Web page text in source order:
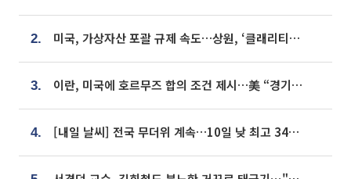
2. 미국, 가상자산 포괄 규제 속도…상원, ‘클래리티법’ 9월 절차투표 추진
3. 이란, 미국에 호르무즈 합의 조건 제시…美 “경기 아직 안 끝나” [종합]
4. [내일 날씨] 전국 무더위 계속…10일 낮 최고 34도 육박